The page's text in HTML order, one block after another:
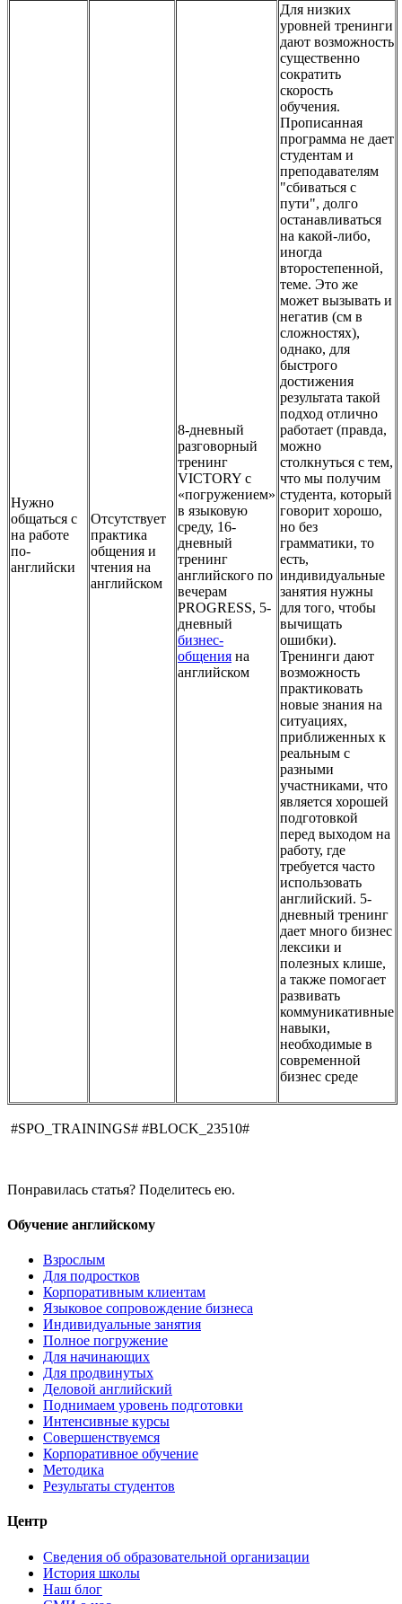
Нужно
общаться с
на работе
по-
английски
Отсутствует
практика
общения и
чтения на
английском
8-дневный
разговорный
тренинг
VICTORY с
«погружением»
в языковую
среду, 16-
дневный
тренинг
английского по
вечерам
PROGRESS, 5-
дневный
бизнес-
общения на
английском
Для низких
уровней тренинги
дают возможность
существенно
сократить
скорость
обучения.
Прописанная
программа не дает
студентам и
преподавателям
"сбиваться с
пути", долго
останавливаться
на какой-либо,
иногда
второстепенной,
теме. Это же
может вызывать и
негатив (см в
сложностях),
однако, для
быстрого
достижения
результата такой
подход отлично
работает (правда,
можно
столкнуться с тем,
что мы получим
студента, который
говорит хорошо,
но без
грамматики, то
есть,
индивидуальные
занятия нужны
для того, чтобы
вычищать
ошибки).
Тренинги дают
возможность
практиковать
новые знания на
ситуациях,
приближенных к
реальным с
разными
участниками, что
является хорошей
подготовкой
перед выходом на
работу, где
требуется часто
использовать
английский. 5-
дневный тренинг
дает много бизнес
лексики и
полезных клише,
а также помогает
развивать
коммуникативные
навыки,
необходимые в
современной
бизнес среде
#SPO_TRAININGS# #BLOCK_23510#
Понравилась статья? Поделитесь ею.
Обучение английскому
Взрослым
Для подростков
Корпоративным клиентам
Языковое сопровождение бизнеса
Индивидуальные занятия
Полное погружение
Для начинающих
Для продвинутых
Деловой английский
Поднимаем уровень подготовки
Интенсивные курсы
Совершенствуемся
Корпоративное обучение
Методика
Результаты студентов
Центр
Сведения об образовательной организации
История школы
Наш блог